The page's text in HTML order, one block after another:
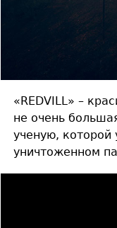
«REDVILL» –
не очень
ученую, которой
уничтоженном